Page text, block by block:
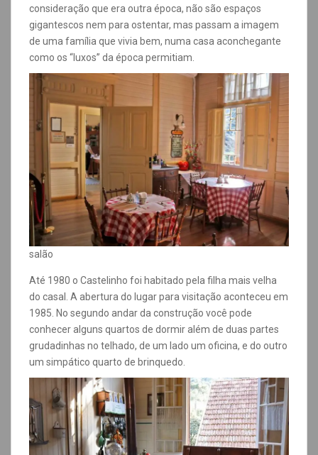
consideração que era outra época, não são espaços
gigantescos nem para ostentar, mas passam a imagem
de uma família que vivia bem, numa casa aconchegante
como os “luxos” da época permitiam.
salão
Até 1980 o Castelinho foi habitado pela filha mais velha
do casal. A abertura do lugar para visitação aconteceu em
1985. No segundo andar da construção você pode
conhecer alguns quartos de dormir além de duas partes
grudadinhas no telhado, de um lado um oficina, e do outro
um simpático quarto de brinquedo.